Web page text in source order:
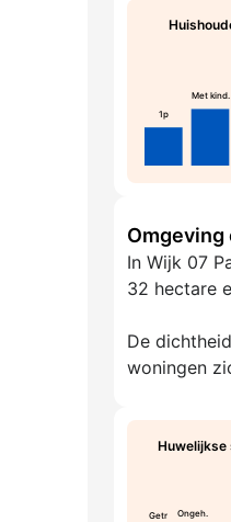
1p
Met kind.
In Wijk 07
32 hectare
De
woningen
Huwelijkse
Getr Ongeh.